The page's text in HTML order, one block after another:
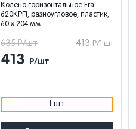
Колено горизонтальное Era
620КРП, разноугловое, пластик,
60 x 204 мм
413 Р/1 шт
635 Р/шт
413 Р/шт
1 шт